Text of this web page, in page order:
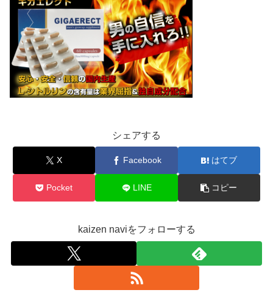
シェアする
X Facebook はてブ
Pocket LINE コピー
kaizen naviをフォローする